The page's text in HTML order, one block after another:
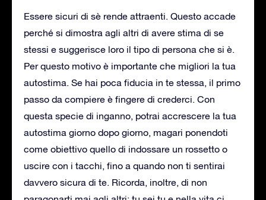
Essere sicuri di sè rende attraenti. Questo accade
perché si dimostra agli altri di avere stima di se
stessi e suggerisce loro il tipo di persona che si è.
Per questo motivo è importante che migliori la tua
autostima. Se hai poca fiducia in te stessa, il primo
passo da compiere è fingere di crederci. Con
questa specie di inganno, potrai accrescere la tua
autostima giorno dopo giorno, magari ponendoti
come obiettivo quello di indossare un rossetto o
uscire con i tacchi, fino a quando non ti sentirai
davvero sicura di te. Ricorda, inoltre, di non